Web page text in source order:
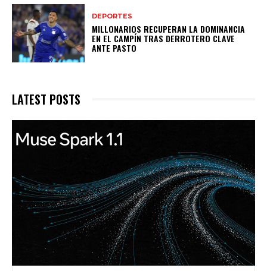
DEPORTES
MILLONARIOS RECUPERAN LA DOMINANCIA
EN EL CAMPÍN TRAS DERROTERO CLAVE
ANTE PASTO
LATEST POSTS